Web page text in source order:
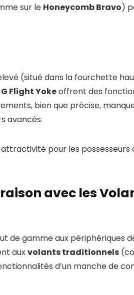
sur le Honeycomb Bravo)
(situé dans la fourchette
Flight Yokeoffrent des
bien que précise,
avancés.
pour les possesseurs
avec les
de gamme aux périphériques
auxvolants traditionnels
d’un manche de